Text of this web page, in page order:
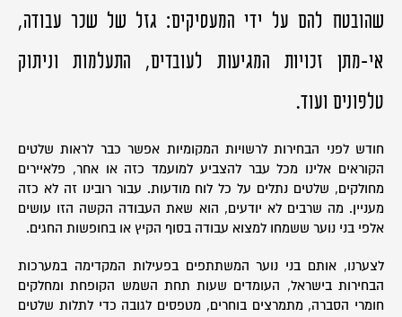
שהובטח להם על ידי המעסיקים: גזל של שכר עבודה,
אי-מתן זכויות המגיעות לעובדים, התעלמות וניתוק
טלפונים ועוד.
חודש לפני הבחירות לרשויות המקומיות אפשר כבר לראות שלטים
הקוראים אלינו מכל עבר להצביע למועמד כזה או אחר, פלאיירים
מחולקים, שלטים נתלים על כל לוח מודעות. עבור רובינו זה לא כזה
מעניין. מה שרבים לא יודעים, הוא שאת העבודה הקשה הזו עושים
אלפי בני נוער ששמחו למצוא עבודה בסוף הקיץ או בחופשות החגים.
לצערנו, אותם בני נוער המשתתפים בפעילות המקדימה במערכות
הבחירות בישראל, העומדים שעות תחת השמש הקופחת ומחלקים
חומרי הסברה, מתמרצים בוחרים, מטפסים לגובה כדי לתלות שלטים